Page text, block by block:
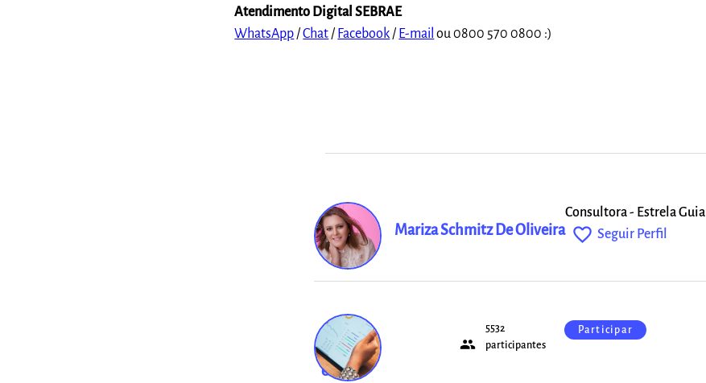
Atendimento Digital SEBRAE
WhatsApp /Chat / Facebook / E-mail ou 0800 570 0800 :)
Mariza Schmitz De Oliveira
Consultora - Estrela Guia
favorite_outline Seguir Perfil
Finanças
e
people
5532
participantes
Participar